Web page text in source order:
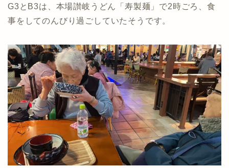
G3とB3は、本場讃岐うどん「寿製麺」で2時ごろ、食
事をしてのんびり過ごしていたそうです。